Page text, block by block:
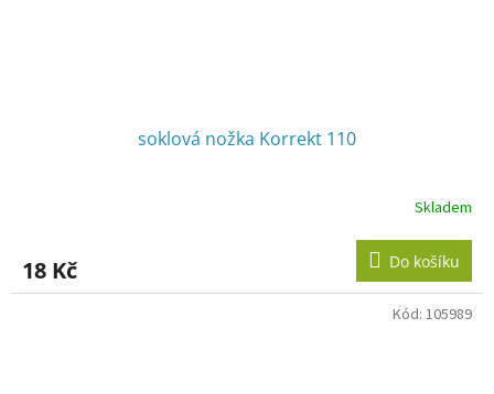
soklová nožka Korrekt 110
Skladem
18 Kč Do košíku
Kód: 105989